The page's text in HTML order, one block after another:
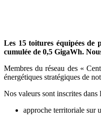
Les 15 toitures équipées de
cumulée de 0,5 GigaWh.
Membres du réseau des «
énergétiques stratégiques de
Nos valeurs sont inscrites dans
approche territoriale sur